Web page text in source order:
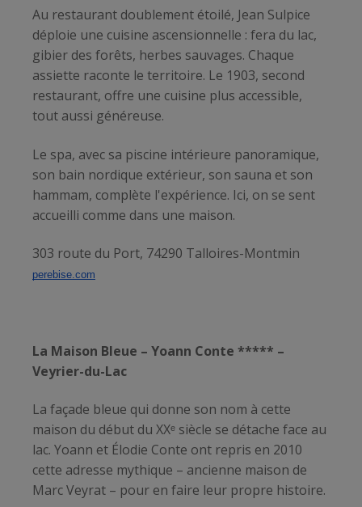
Au restaurant doublement étoilé, Jean Sulpice
déploie une cuisine ascensionnelle : fera du lac,
gibier des forêts, herbes sauvages. Chaque
assiette raconte le territoire. Le 1903, second
restaurant, offre une cuisine plus accessible,
tout aussi généreuse.
Le spa, avec sa piscine intérieure panoramique,
son bain nordique extérieur, son sauna et son
hammam, complète l'expérience. Ici, on se sent
accueilli comme dans une maison.
303 route du Port, 74290 Talloires-Montmin
perebise.com
La Maison Bleue – Yoann Conte ***** –
Veyrier-du-Lac
La façade bleue qui donne son nom à cette
maison du début du XXᵉ siècle se détache face au
lac. Yoann et Élodie Conte ont repris en 2010
cette adresse mythique – ancienne maison de
Marc Veyrat – pour en faire leur propre histoire.